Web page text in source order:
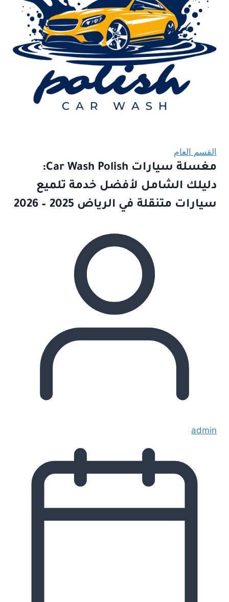
القسم العام
مغسلة سيارات Car Wash Polish:
دليلك الشامل لأفضل خدمة تلميع
سيارات متنقلة في الرياض 2025 – 2026
admin